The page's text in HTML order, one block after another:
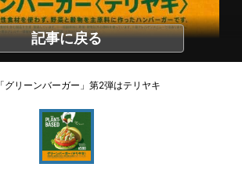
記事に戻る
「グリーンバーガー」第2弾はテリヤキ